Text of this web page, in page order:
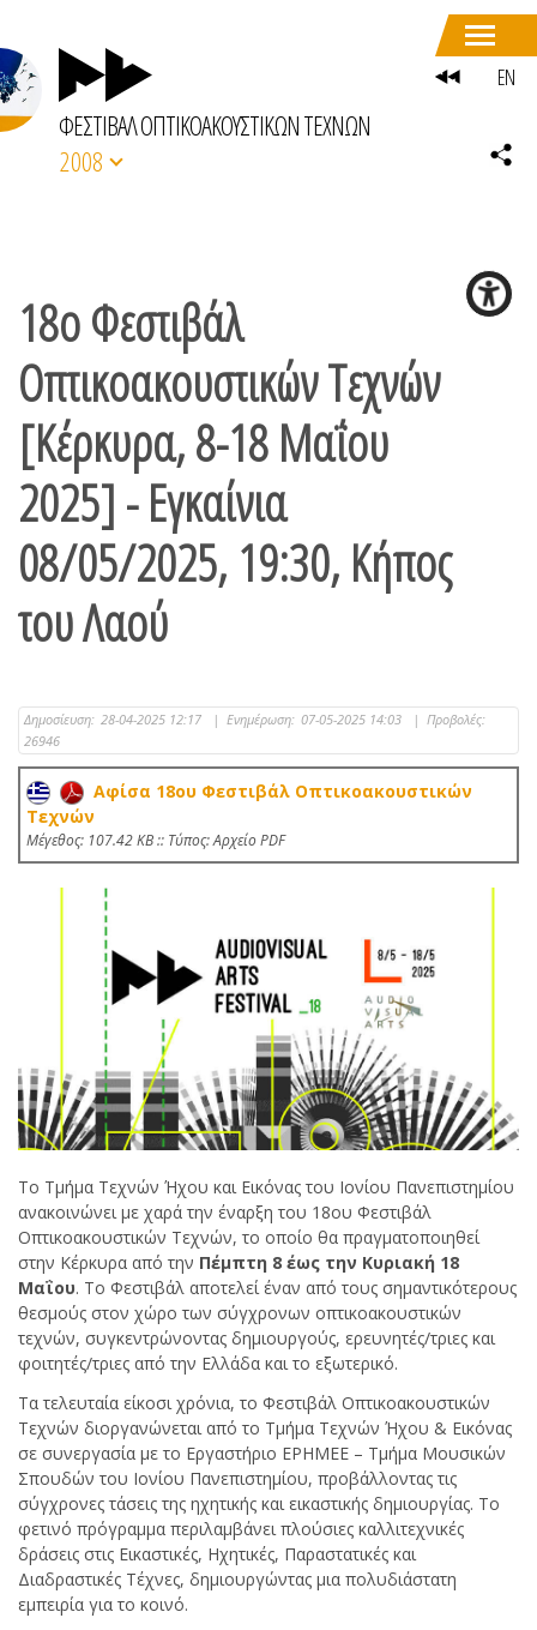
ΦΕΣΤΙΒΑΛ ΟΠΤΙΚΟΑΚΟΥΣΤΙΚΩΝ ΤΕΧΝΩΝ
2008
18ο Φεστιβάλ
Οπτικοακουστικών Τεχνών
[Κέρκυρα, 8-18 Μαΐου
2025] - Εγκαίνια
08/05/2025, 19:30, Κήπος
του Λαού
Δημοσίευση: 28-04-2025 12:17 | Ενημέρωση: 07-05-2025 14:03 | Προβολές:
26946
Αφίσα 18ου Φεστιβάλ Οπτικοακουστικών
Τεχνών
Mέγεθος: 107.42 KB :: Τύπος: Αρχείο PDF
Το Τμήμα Τεχνών Ήχου και Εικόνας του Ιονίου Πανεπιστημίου
ανακοινώνει με χαρά την έναρξη του 18ου Φεστιβάλ
Οπτικοακουστικών Τεχνών, το οποίο θα πραγματοποιηθεί
στην Κέρκυρα από την Πέμπτη 8 έως την Κυριακή 18
Μαΐου. Το Φεστιβάλ αποτελεί έναν από τους σημαντικότερους
θεσμούς στον χώρο των σύγχρονων οπτικοακουστικών
τεχνών, συγκεντρώνοντας δημιουργούς, ερευνητές/τριες και
φοιτητές/τριες από την Ελλάδα και το εξωτερικό.
Τα τελευταία είκοσι χρόνια, το Φεστιβάλ Οπτικοακουστικών
Τεχνών διοργανώνεται από το Τμήμα Τεχνών Ήχου & Εικόνας
σε συνεργασία με το Εργαστήριο ΕΡΗΜΕΕ – Τμήμα Μουσικών
Σπουδών του Ιονίου Πανεπιστημίου, προβάλλοντας τις
σύγχρονες τάσεις της ηχητικής και εικαστικής δημιουργίας. Το
φετινό πρόγραμμα περιλαμβάνει πλούσιες καλλιτεχνικές
δράσεις στις Εικαστικές, Ηχητικές, Παραστατικές και
Διαδραστικές Τέχνες, δημιουργώντας μια πολυδιάστατη
εμπειρία για το κοινό.
EN